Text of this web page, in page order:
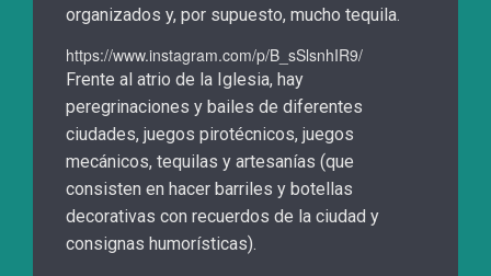
organizados y, por supuesto, mucho tequila.
https://www.instagram.com/p/B_sSlsnhIR9/
Frente al atrio de la Iglesia, hay
peregrinaciones y bailes de diferentes
ciudades, juegos pirotécnicos, juegos
mecánicos, tequilas y artesanías (que
consisten en hacer barriles y botellas
decorativas con recuerdos de la ciudad y
consignas humorísticas).